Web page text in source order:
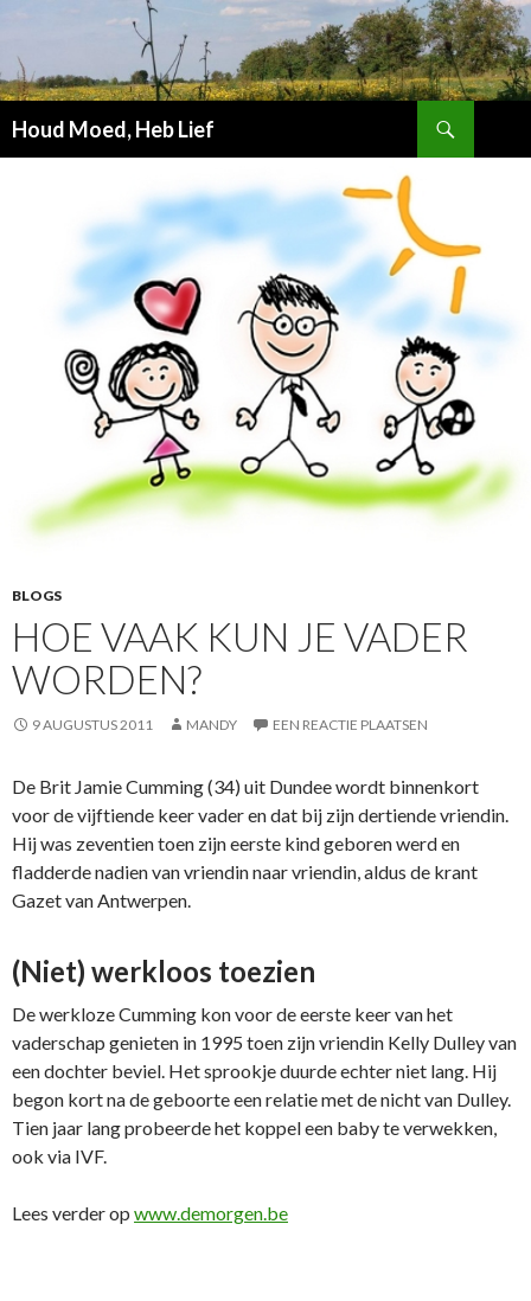
Houd Moed, Heb Lief
BLOGS
HOE VAAK KUN JE VADER
WORDEN?
9 AUGUSTUS 2011 MANDY EEN REACTIE PLAATSEN
De Brit Jamie Cumming (34) uit Dundee wordt binnenkort
voor de vijftiende keer vader en dat bij zijn dertiende vriendin.
Hij was zeventien toen zijn eerste kind geboren werd en
fladderde nadien van vriendin naar vriendin, aldus de krant
Gazet van Antwerpen.
(Niet) werkloos toezien
De werkloze Cumming kon voor de eerste keer van het
vaderschap genieten in 1995 toen zijn vriendin Kelly Dulley van
een dochter beviel. Het sprookje duurde echter niet lang. Hij
begon kort na de geboorte een relatie met de nicht van Dulley.
Tien jaar lang probeerde het koppel een baby te verwekken,
ook via IVF.
Lees verder op www.demorgen.be